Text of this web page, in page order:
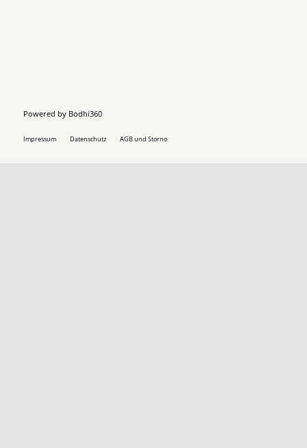
Powered by Bodhi360
Impressum Datenschutz AGB und Storno